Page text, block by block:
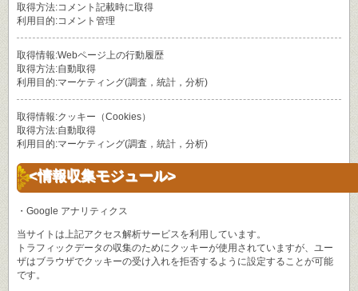
取得方法:コメント記載時に取得
利用目的:コメント管理
取得情報:Webページ上の行動履歴
取得方法:自動取得
利用目的:マーケティング(調査，統計，分析)
取得情報:クッキー（Cookies）
取得方法:自動取得
利用目的:マーケティング(調査，統計，分析)
<情報収集モジュール>
・Google アナリティクス
当サイトは上記アクセス解析サービスを利用しています。
トラフィックデータの収集のためにクッキーが使用されていますが、ユー
ザはブラウザでクッキーの受け入れを拒否するように設定することが可能
です。